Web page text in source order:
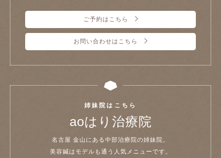
ご予約はこちら
お問い合わせはこちら
姉妹院はこちら
aoはり治療院
名古屋 金山にある中部治療院の姉妹院。
美容鍼はモデルも通う人気メニューです。